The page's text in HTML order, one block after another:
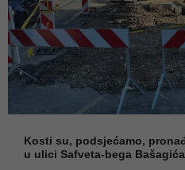
Kosti su, podsjećamo,
u ulici Safveta-bega